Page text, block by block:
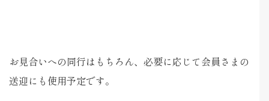
お見合いへの同行はもちろん、必要に応じて会員さまの
送迎にも使用予定です。